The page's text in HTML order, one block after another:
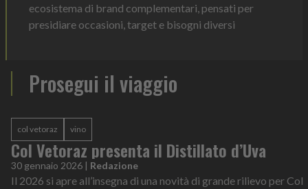
ecosistema di brand complementari, pensati per
presidiare occasioni, target e bisogni diversi
Prosegui il viaggio
col vetoraz vino
Col Vetoraz presenta il Distillato d’Uva
30 gennaio 2026 | Redazione
Il 2026 si apre all’insegna di una novità di grande rilievo per Col